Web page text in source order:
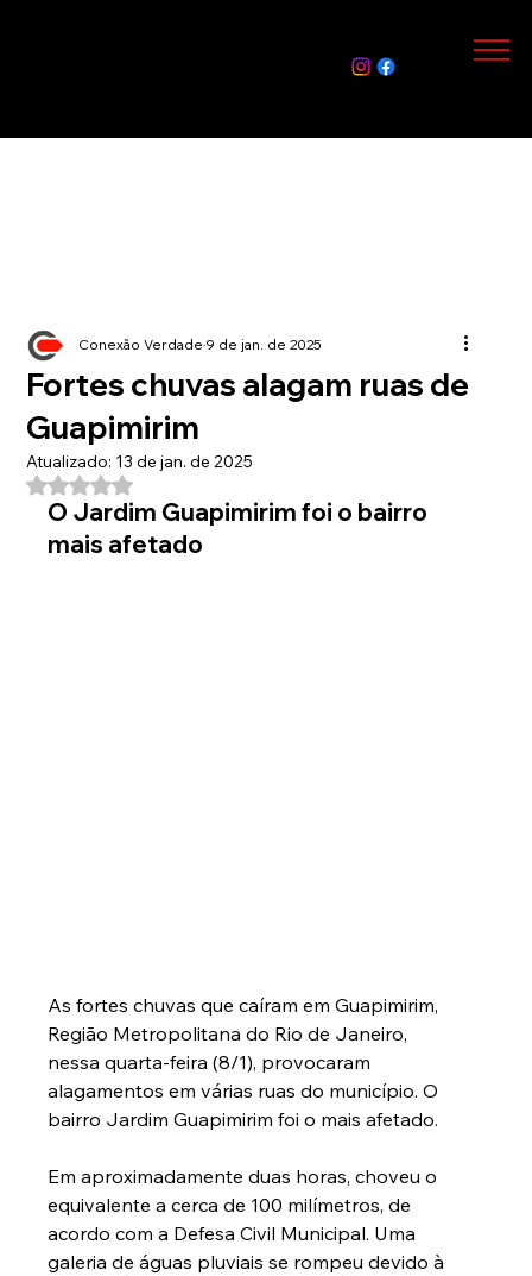
Fortes chuvas alagam ruas de
Guapimirim
Conexão Verdade9 de jan. de 2025
Atualizado: 13 de jan. de 2025
Avaliado com NaN de 5 estrelas.
O Jardim Guapimirim foi o bairro
mais afetado
As fortes chuvas que caíram em Guapimirim,
Região Metropolitana do Rio de Janeiro,
nessa quarta-feira (8/1), provocaram
alagamentos em várias ruas do município. O
bairro Jardim Guapimirim foi o mais afetado.
Em aproximadamente duas horas, choveu o
equivalente a cerca de 100 milímetros, de
acordo com a Defesa Civil Municipal. Uma
galeria de águas pluviais se rompeu devido à